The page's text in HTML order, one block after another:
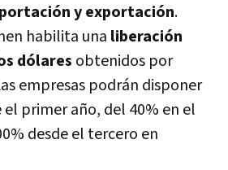
y exportación.
habilita una liberación
dólares obtenidos por
empresas podrán disponer
primer año, del 40% en el
desde el tercero en